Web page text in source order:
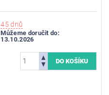
45 dnů
Můžeme doručit do:
13.10.2026